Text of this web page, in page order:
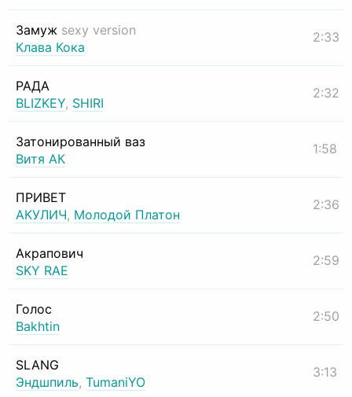
Замуж sexy version
Клава Кока
2:33
РАДА
BLIZKEY, SHIRI
2:32
Затонированный ваз
Витя АК
1:58
ПРИВЕТ
АКУЛИЧ, Молодой Платон
2:36
Акрапович
SKY RAE
2:59
Голос
Bakhtin
2:50
SLANG
Эндшпиль, TumaniYO
3:13